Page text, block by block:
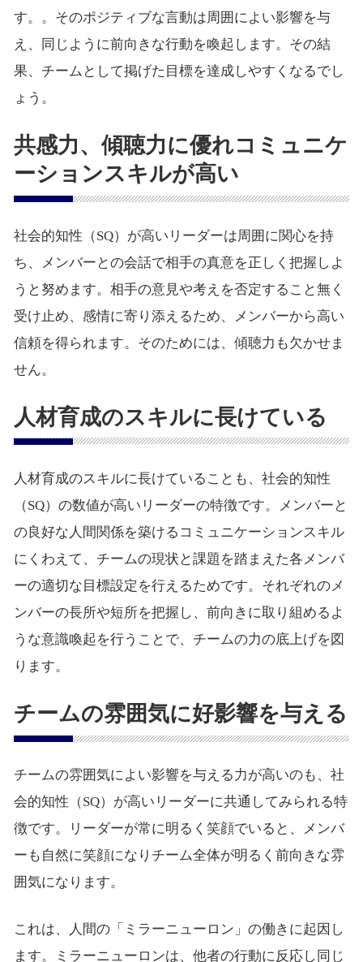
す。。そのポジティブな言動は周囲によい影響を与
え、同じように前向きな行動を喚起します。その結
果、チームとして掲げた目標を達成しやすくなるでし
ょう。
共感力、傾聴力に優れコミュニケ
ーションスキルが高い
社会的知性（SQ）が高いリーダーは周囲に関心を持
ち、メンバーとの会話で相手の真意を正しく把握しよ
うと努めます。相手の意見や考えを否定すること無く
受け止め、感情に寄り添えるため、メンバーから高い
信頼を得られます。そのためには、傾聴力も欠かせま
せん。
人材育成のスキルに長けている
人材育成のスキルに長けていることも、社会的知性
（SQ）の数値が高いリーダーの特徴です。メンバーと
の良好な人間関係を築けるコミュニケーションスキル
にくわえて、チームの現状と課題を踏まえた各メンバ
ーの適切な目標設定を行えるためです。それぞれのメ
ンバーの長所や短所を把握し、前向きに取り組めるよ
うな意識喚起を行うことで、チームの力の底上げを図
ります。
チームの雰囲気に好影響を与える
チームの雰囲気によい影響を与える力が高いのも、社
会的知性（SQ）が高いリーダーに共通してみられる特
徴です。リーダーが常に明るく笑顔でいると、メンバ
ーも自然に笑顔になりチーム全体が明るく前向きな雰
囲気になります。
これは、人間の「ミラーニューロン」の働きに起因し
ます。ミラーニューロンは、他者の行動に反応し同じ